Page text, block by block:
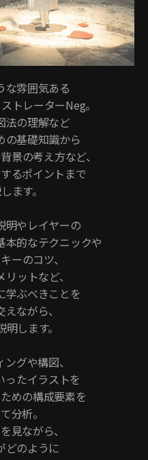
な雰囲気ある
トレーターNeg。
法の理解など
の基礎知識から
景の考え方など、
るポイントまで
ます。
明やレイヤーの
本的なテクニックや
ーのコツ、
ットなど、
学ぶべきことを
ながら、
します。
グや構図、
ったイラストを
めの構成要素を
分析。
見ながら、
どのように